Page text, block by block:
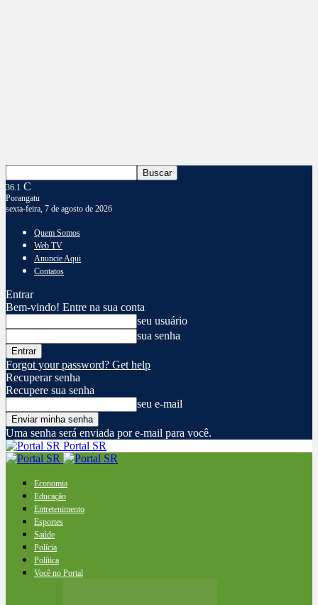
36.1 C
Porangatu
sexta-feira, 7 de agosto de 2026
Quem Somos
Web TV
Anuncie Aqui
Contatos
Entrar
Bem-vindo! Entre na sua conta
seu usuário
sua senha
Forgot your password? Get help
Recuperar senha
Recupere sua senha
seu e-mail
Uma senha será enviada por e-mail para você.
Portal SR
Economia
Educação
Entretenimento
Esportes
Saúde
Polícia
Política
Você no Portal